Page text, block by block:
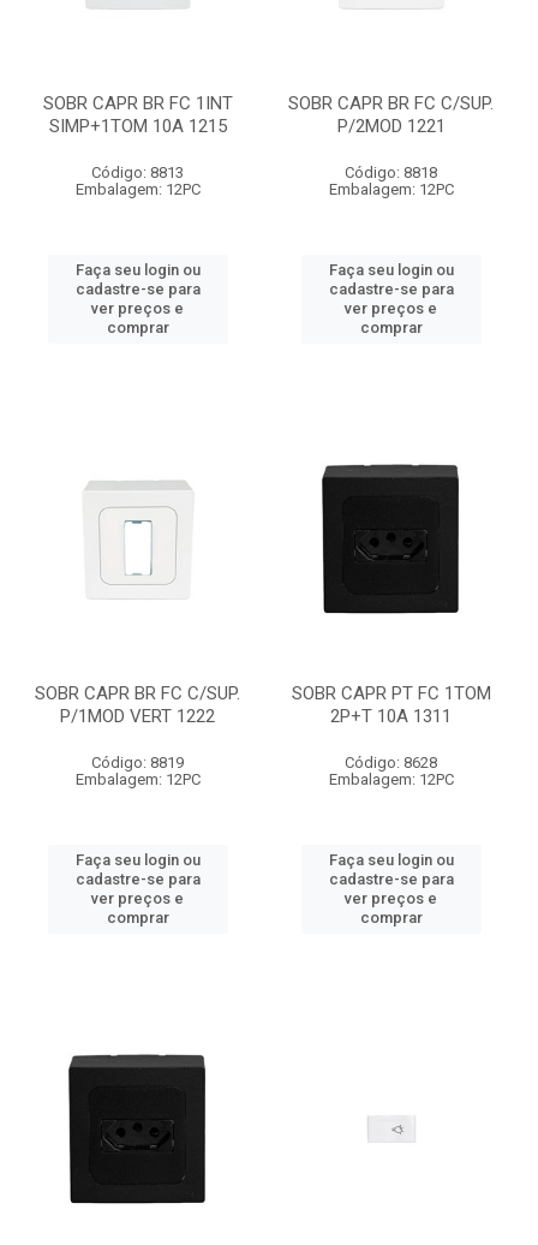
SOBR CAPR BR FC 1INT
SIMP+1TOM 10A 1215
Código: 8813
Embalagem: 12PC
Faça seu login ou
cadastre-se para
ver preços e
comprar
SOBR CAPR BR FC C/SUP.
P/2MOD 1221
Código: 8818
Embalagem: 12PC
Faça seu login ou
cadastre-se para
ver preços e
comprar
SOBR CAPR BR FC C/SUP.
P/1MOD VERT 1222
Código: 8819
Embalagem: 12PC
Faça seu login ou
cadastre-se para
ver preços e
comprar
SOBR CAPR PT FC 1TOM
2P+T 10A 1311
Código: 8628
Embalagem: 12PC
Faça seu login ou
cadastre-se para
ver preços e
comprar